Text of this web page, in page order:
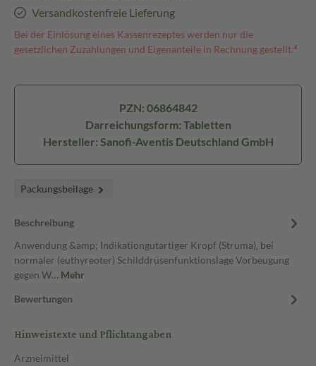
Versandkostenfreie Lieferung
Bei der Einlösung eines Kassenrezeptes werden nur die
gesetzlichen Zuzahlungen und Eigenanteile in Rechnung gestellt.⁴
PZN: 06864842
Darreichungsform: Tabletten
Hersteller: Sanofi-Aventis Deutschland GmbH
Packungsbeilage
Beschreibung
Anwendung &amp; Indikationgutartiger Kropf (Struma), bei
normaler (euthyreoter) Schilddrüsenfunktionslage Vorbeugung
gegen W… Mehr
Bewertungen
Hinweistexte und Pflichtangaben
Arzneimittel